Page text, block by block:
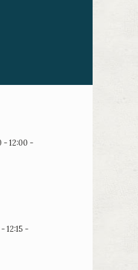
- 12:00 -
12:15 -